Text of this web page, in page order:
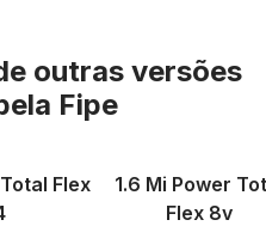
outras versões
Fipe
Flex
1.6 Mi Power
Flex 8v